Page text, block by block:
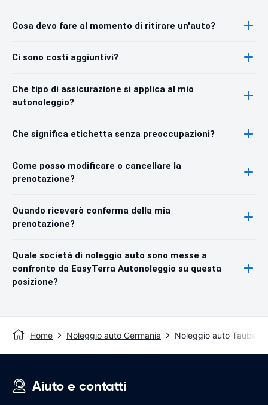
Cosa devo fare al momento di ritirare un'auto?
Ci sono costi aggiuntivi?
Che tipo di assicurazione si applica al mio
autonoleggio?
Che significa etichetta senza preoccupazioni?
Come posso modificare o cancellare la
prenotazione?
Quando riceverò conferma della mia
prenotazione?
Quale società di noleggio auto sono messe a
confronto da EasyTerra Autonoleggio su questa
posizione?
Home Noleggio auto Germania Noleggio auto
Aiuto e contatti